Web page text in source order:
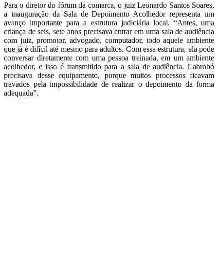
Para o diretor do fórum da comarca, o juiz Leonardo Santos Soares,
a inauguração da Sala de Depoimento Acolhedor representa um
avanço importante para a estrutura judiciária local. “Antes, uma
criança de seis, sete anos precisava entrar em uma sala de audiência
com juiz, promotor, advogado, computador, todo aquele ambiente
que já é difícil até mesmo para adultos. Com essa estrutura, ela pode
conversar diretamente com uma pessoa treinada, em um ambiente
acolhedor, e isso é transmitido para a sala de audiência. Cabrobó
precisava desse equipamento, porque muitos processos ficavam
travados pela impossibilidade de realizar o depoimento da forma
adequada”.